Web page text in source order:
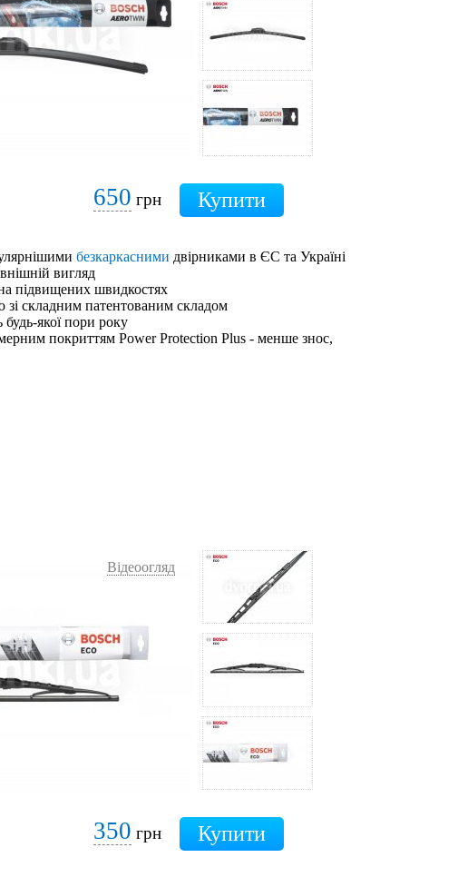
650 грн
безкаркасними двірниками в ЄС та Україні
вигляд
підвищених швидкостях
складним патентованим складом
якої пори року
покриттям Power Protection Plus - менше знос,
Відеоогляд
350 грн